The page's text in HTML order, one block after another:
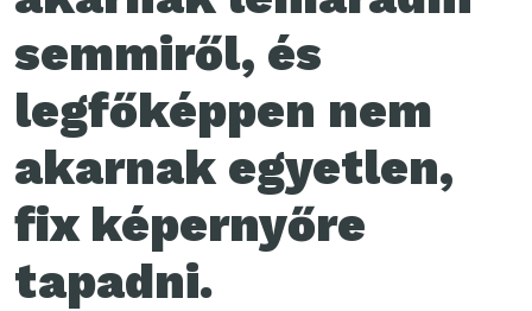
semmiről, és
legfőképpen nem
akarnak egyetlen,
fix képernyőre
tapadni.